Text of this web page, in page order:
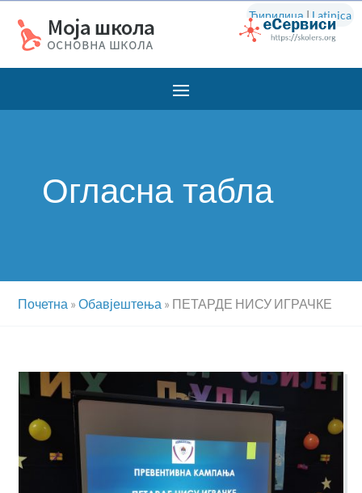
Ћирилица | Latinica
Огласна табла
Почетна »Обавјештења » ПЕТАРДЕ НИСУ ИГРАЧКЕ